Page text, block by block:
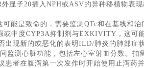
显子20插入NPH或ASV的异种移植物表现
能是致命的，需要监测QTc和在基线和
中度CYP3A抑制剂与EXKIVITY，这可
现新的或恶化的表明ILD/肺炎的肺部症
测心脏功能，包括左心室射血分数。扣
者在腹泻第一次发作时开始使用止泻药